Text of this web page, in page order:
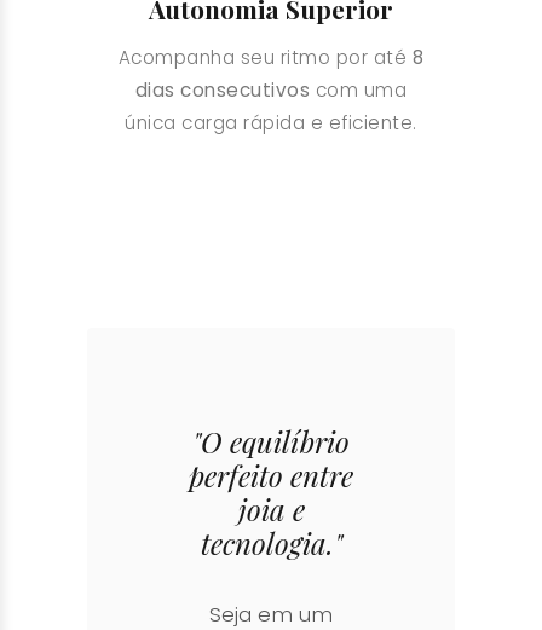
Autonomia Superior
Acompanha seu ritmo por até 8
dias consecutivos com uma
única carga rápida e eficiente.
"O equilíbrio
perfeito entre
joia e
tecnologia."
Seja em um